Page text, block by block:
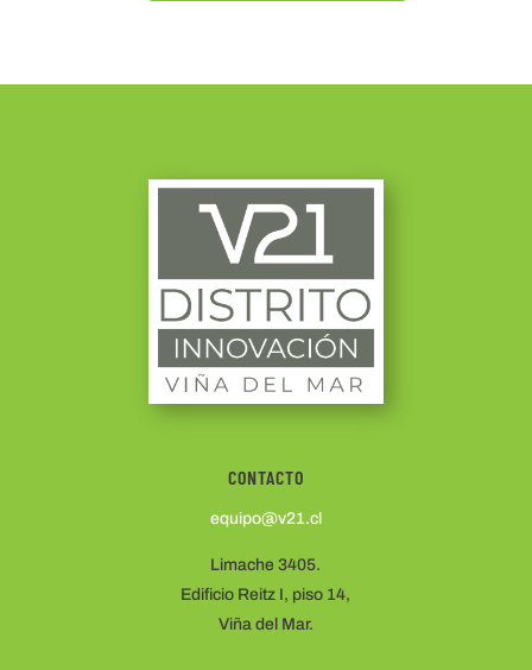
CONTACTO
equipo@v21.cl
Limache 3405.
Edificio Reitz I, piso 14,
Viña del Mar.